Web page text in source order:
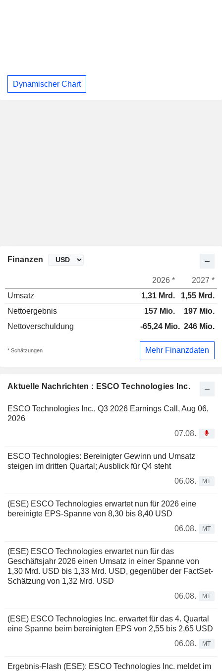
Dynamischer Chart
Aktuelle Nachrichten : ESCO Technologies Inc.
ESCO Technologies Inc., Q3 2026 Earnings Call, Aug 06,
2026
07.08.
ESCO Technologies: Bereinigter Gewinn und Umsatz
steigen im dritten Quartal; Ausblick für Q4 steht
06.08.
MT
(ESE) ESCO Technologies erwartet nun für 2026 eine
bereinigte EPS-Spanne von 8,30 bis 8,40 USD
06.08.
MT
(ESE) ESCO Technologies erwartet nun für das
Geschäftsjahr 2026 einen Umsatz in einer Spanne von
1,30 Mrd. USD bis 1,33 Mrd. USD, gegenüber der FactSet-
Schätzung von 1,32 Mrd. USD
06.08.
MT
(ESE) ESCO Technologies Inc. erwartet für das 4. Quartal
eine Spanne beim bereinigten EPS von 2,55 bis 2,65 USD
06.08.
MT
Ergebnis-Flash (ESE): ESCO Technologies Inc. meldet im
Finanzen
2026 *
2027 *
Umsatz
1,31 Mrd.
1,55 Mrd.
Nettoergebnis
157 Mio.
197 Mio.
Nettoverschuldung
-65,24 Mio. 246 Mio.
* Schätzungen Mehr Finanzdaten